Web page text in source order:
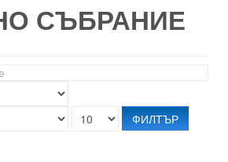
СЪБРАНИЕ
ФИЛТЪР